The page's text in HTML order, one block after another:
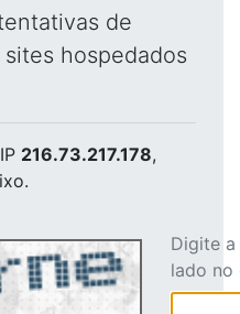
de
hospedados
216.73.217.178,
Digite
lado no